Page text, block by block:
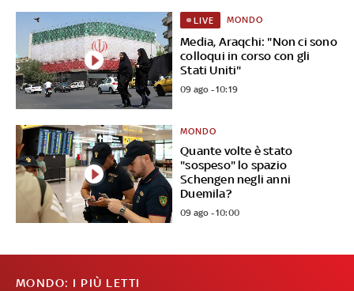
Media, Araqchi: "Non ci sono
colloqui in corso con gli
Stati Uniti"
LIVE MONDO
09 ago - 10:19
Quante volte è stato
"sospeso" lo spazio
Schengen negli anni
Duemila?
MONDO
09 ago - 10:00
MONDO: I PIÙ LETTI